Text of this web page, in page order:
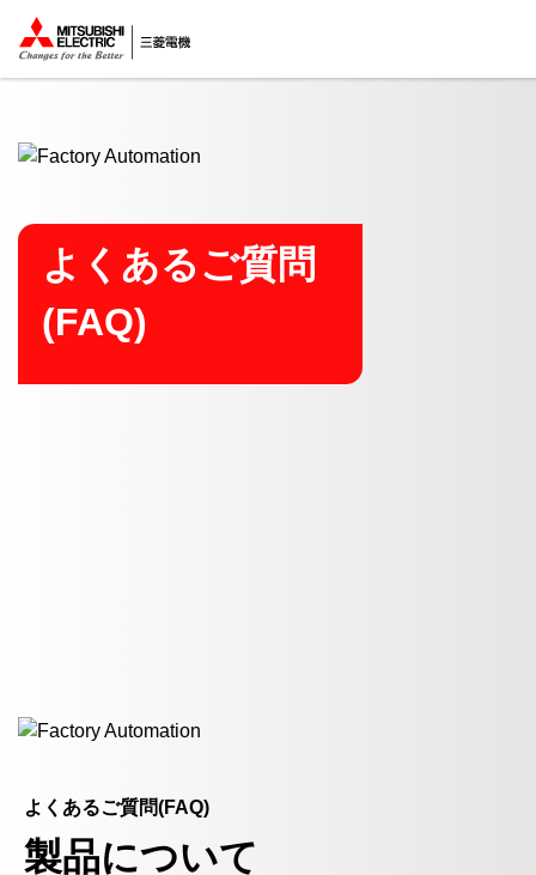
ここから本文
よくあるご質問
(FAQ)
よくあるご質問(FAQ)
製品について